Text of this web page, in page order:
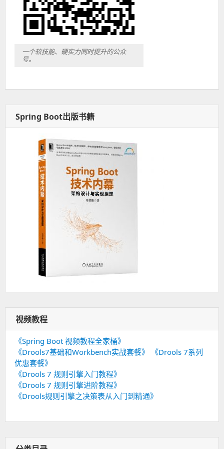
一个软技能、硬实力同时提升的公众
号。
Spring Boot出版书籍
视频教程
《Spring Boot 视频教程全家桶》
《Drools7基础和Workbench实战套餐》
《Drools 7系列
优惠套餐》
《Drools 7 规则引擎入门教程》
《Drools 7 规则引擎进阶教程》
《Drools规则引擎之决策表从入门到精通》